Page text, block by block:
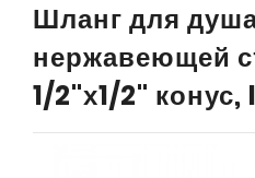
Шланг для
нержавеющей
1/2"х1/2" конус,